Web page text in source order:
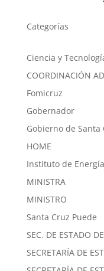
Categorías
Ciencia y
COORDINACIÓN
Fomicruz
Gobernador
Gobierno de Santa
HOME
Instituto de
MINISTRA
MINISTRO
Santa Cruz Puede
SEC. DE ESTADO
SECRETARÍA DE